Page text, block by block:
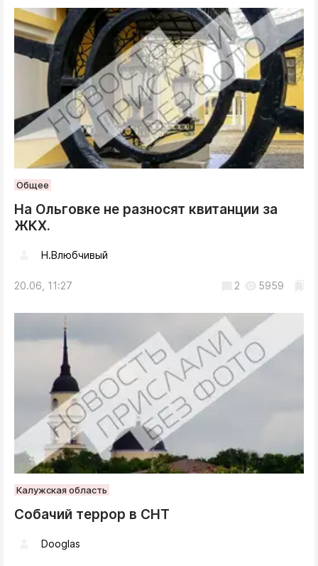
Общее
На Ольговке не разносят квитанции за
ЖКХ.
Н.Влюбчивый
20.06, 11:27 2 5959
Калужская область
Собачий террор в СНТ
Dooglas